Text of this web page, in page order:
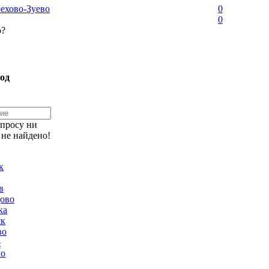
0
0
Зуево
ни
найдено!